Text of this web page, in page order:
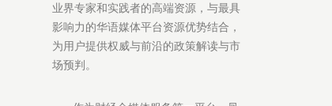
业界专家和实践者的高端资源，与最具
影响力的华语媒体平台资源优势结合，
为用户提供权威与前沿的政策解读与市
场预判。